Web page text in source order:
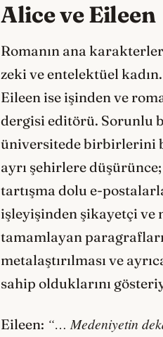
Alice ve Eileen
Romanın ana
zeki ve entelektüel
Eileen ise işinden ve
dergisi editörü. Sorunlu
üniversitede birbirlerini
ayrı şehirlere
tartışma dolu e-
işleyişinden şikayetçi
tamamlayan
metalaştırılması ve
sahip olduklarını
Eileen: “… Medeniyetin